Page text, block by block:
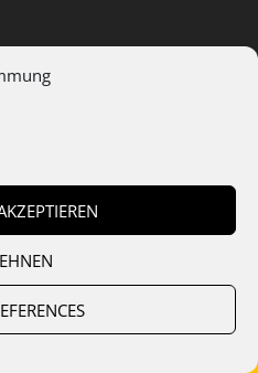
Cookies Datenschutz